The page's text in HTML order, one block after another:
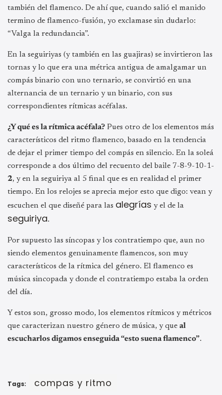
también del flamenco. De ahí que, cuando salió el manido
termino de flamenco-fusión, yo exclamase sin dudarlo:
“Valga la redundancia”.
En la seguiriyas (y también en las guajiras) se invirtieron las
tornas y lo que era una métrica antigua de amalgamar un
compás binario con uno ternario, se convirtió en una
alternancia de un ternario y un binario, con sus
correspondientes rítmicas acéfalas.
¿Y qué es la rítmica acéfala? Pues otro de los elementos más
característicos del ritmo flamenco, basado en la tendencia
de dejar el primer tiempo del compás en silencio. En la soleá
corresponde a dos último del recuento del baile 7-8-9-10-1-
2, y en la seguiriya al 5 final que es en realidad el primer
tiempo. En los relojes se aprecia mejor esto que digo: vean y
escuchen el que diseñé para las alegrías y el de la
seguiriya.
Por supuesto las síncopas y los contratiempo que, aun no
siendo elementos genuinamente flamencos, son muy
característicos de la rítmica del género. El flamenco es
música sincopada y donde el contratiempo estaba la orden
del día.
Y estos son, grosso modo, los elementos rítmicos y métricos
que caracterizan nuestro género de música, y que al
escucharlos digamos enseguida “esto suena flamenco”.
Tags:
compas y ritmo